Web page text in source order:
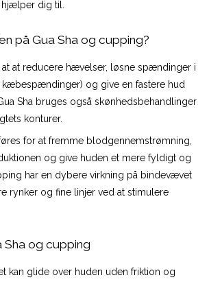
hjælper dig til.
på Gua Sha og cupping?
at reducere hævelser, løsne spændinger i
kæbespændinger) og give en fastere hud
Sha bruges også skønhedsbehandlinger
konturer.
for at fremme blodgennemstrømning,
og give huden et mere fyldigt og
har en dybere virkning på bindevævet
rynker og fine linjer ved at stimulere
Sha og cupping
kan glide over huden uden friktion og